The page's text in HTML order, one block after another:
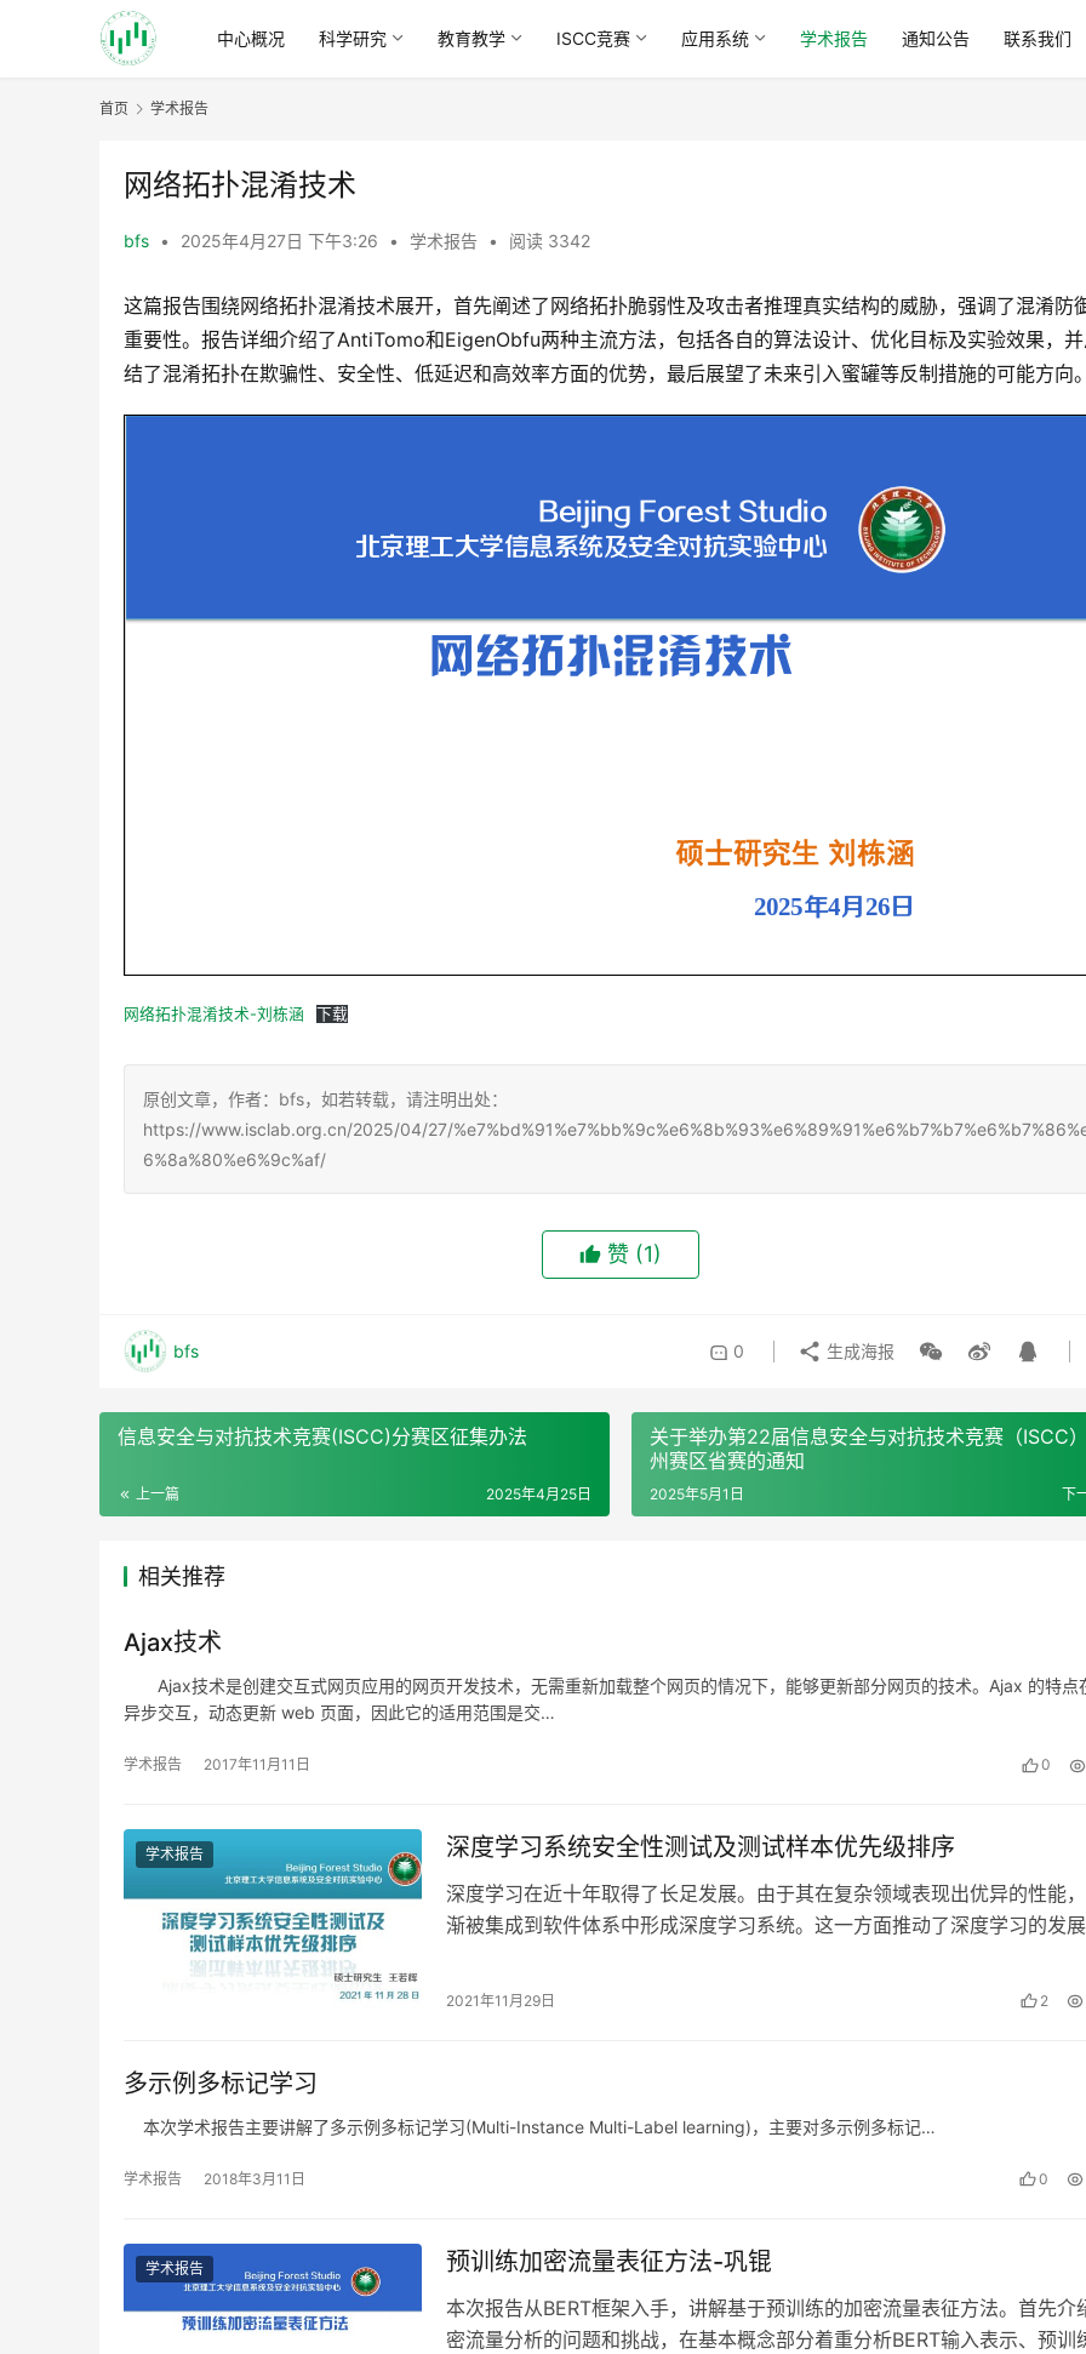
中心概况 科学研究 教育教学 ISCC竞赛 应用系统 学术报告 通知公告 联系我们
首页 学术报告
网络拓扑混淆技术
bfs • 2025年4月27日 下午3:26 • 学术报告 • 阅读 3342
这篇报告围绕网络拓扑混淆技术展开，首先阐述了网络拓扑脆弱性及攻击者推理真实结构的威胁，强调了混淆防
重要性。报告详细介绍了AntiTomo和EigenObfu两种主流方法，包括各自的算法设计、优化目标及实验效果，
结了混淆拓扑在欺骗性、安全性、低延迟和高效率方面的优势，最后展望了未来引入蜜罐等反制措施的可能方向。
网络拓扑混淆技术-刘栋涵 下载
原创文章，作者：bfs，如若转载，请注明出处：
https://www.isclab.org.cn/2025/04/27/
6%8a%80%e6%9c%af/
赞 (1)
bfs 0 生成海报
信息安全与对抗技术竞赛(ISCC)分赛区征集办法
上一篇 2025年4月25日
关于举办第22届信息安全与对抗技术竞赛（ISCC
州赛区省赛的通知
下
2025年5月1日
相关推荐
Ajax技术
Ajax技术是创建交互式网页应用的网页开发技术，无需重新加载整个网页的情况下，能够更新部分网页的技术。Ajax 的特点
异步交互，动态更新 web 页面，因此它的适用范围是交…
学术报告 2017年11月11日 0
学术报告 深度学习系统安全性测试及测试样本优先级排序
深度学习在近十年取得了长足发展。由于其在复杂领域表现出优异的性能
渐被集成到软件体系中形成深度学习系统。这一方面推动了深度学习的发展
2021年11月29日 2
多示例多标记学习
本次学术报告主要讲解了多示例多标记学习(Multi-Instance Multi-Label learning)，主要对多示例多标记…
学术报告 2018年3月11日 0
学术报告 预训练加密流量表征方法-巩锟
本次报告从BERT框架入手，讲解基于预训练的加密流量表征方法。首先介
密流量分析的问题和挑战，在基本概念部分着重分析BERT输入表示、预训